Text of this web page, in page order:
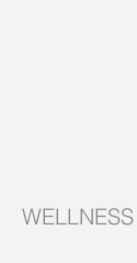
WELLNESS